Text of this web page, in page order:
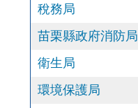
稅務局
苗栗縣政府消防局
衛生局
環境保護局